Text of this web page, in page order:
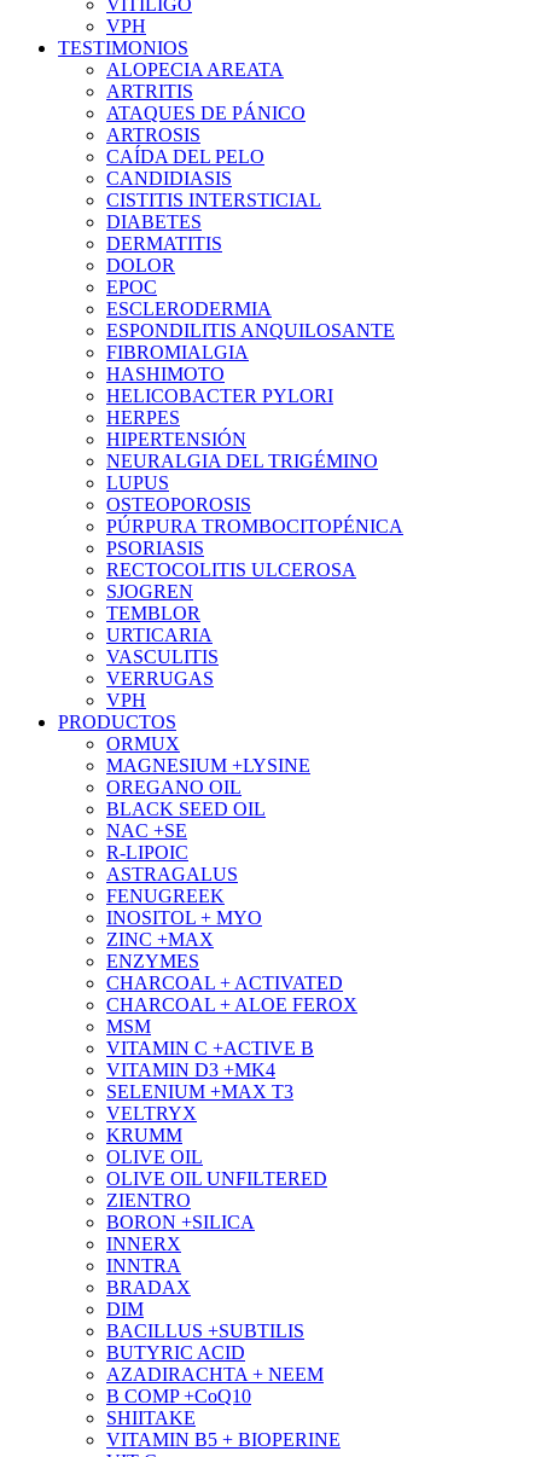
VITILIGO
VPH
TESTIMONIOS
ALOPECIA AREATA
ARTRITIS
ATAQUES DE PÁNICO
ARTROSIS
CAÍDA DEL PELO
CANDIDIASIS
CISTITIS INTERSTICIAL
DIABETES
DERMATITIS
DOLOR
EPOC
ESCLERODERMIA
ESPONDILITIS ANQUILOSANTE
FIBROMIALGIA
HASHIMOTO
HELICOBACTER PYLORI
HERPES
HIPERTENSIÓN
NEURALGIA DEL TRIGÉMINO
LUPUS
OSTEOPOROSIS
PÚRPURA TROMBOCITOPÉNICA
PSORIASIS
RECTOCOLITIS ULCEROSA
SJOGREN
TEMBLOR
URTICARIA
VASCULITIS
VERRUGAS
VPH
PRODUCTOS
ORMUX
MAGNESIUM +LYSINE
OREGANO OIL
BLACK SEED OIL
NAC +SE
R-LIPOIC
ASTRAGALUS
FENUGREEK
INOSITOL + MYO
ZINC +MAX
ENZYMES
CHARCOAL + ACTIVATED
CHARCOAL + ALOE FEROX
MSM
VITAMIN C +ACTIVE B
VITAMIN D3 +MK4
SELENIUM +MAX T3
VELTRYX
KRUMM
OLIVE OIL
OLIVE OIL UNFILTERED
ZIENTRO
BORON +SILICA
INNERX
INNTRA
BRADAX
DIM
BACILLUS +SUBTILIS
BUTYRIC ACID
AZADIRACHTA + NEEM
B COMP +CoQ10
SHIITAKE
VITAMIN B5 + BIOPERINE